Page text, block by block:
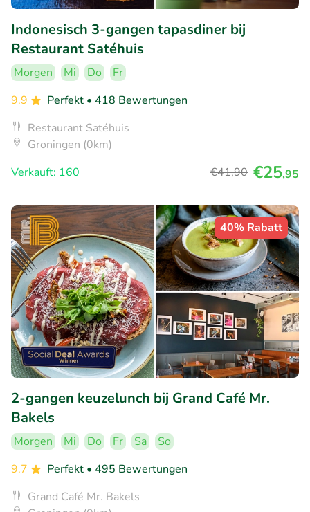
Indonesisch 3-gangen tapasdiner bij
Restaurant Satéhuis
Morgen Mi Do
Fr
9.9
Perfekt • 418 Bewertungen
Restaurant Satéhuis
Groningen (0km)
Verkauft: 160
€41,90 €25,95
40% Rabatt
2-gangen keuzelunch bij Grand Café Mr.
Bakels
Morgen Mi Do Fr Sa
So
9.7
Perfekt • 495 Bewertungen
Grand Café Mr. Bakels